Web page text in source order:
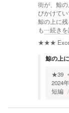
街が、鯨
びかけて
鯨の上に
も…続きを
★★★
鯨の上
★39
2024
短編